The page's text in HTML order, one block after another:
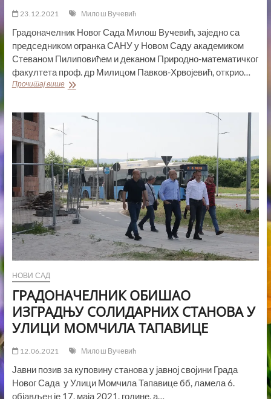
23.12.2021 Милош Вучевић
Градоначелник Новог Сада Милош Вучевић, заједно са
председником огранка САНУ у Новом Саду академиком
Стеваном Пилиповићем и деканом Природно-математичког
факултета проф. др Милицом Павков-Хрвојевић, открио…
Прочитај вишеОТКРИВЕНА
БОГОЉУБУ
ИСПРЕД
ПМФ-
А
У
НОВОМ
САДУ
НОВИ САД
ГРАДОНАЧЕЛНИК ОБИШАО
ИЗГРАДЊУ СОЛИДАРНИХ СТАНОВА У
УЛИЦИ МОМЧИЛА ТАПАВИЦЕ
12.06.2021 Милош Вучевић
Јавни позив за куповину станова у јавној својини Града
Новог Сада у Улици Момчила Тапавице бб, ламела 6.
објављен је 17. маја 2021. године, а…